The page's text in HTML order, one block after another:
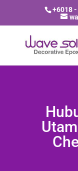
+6018